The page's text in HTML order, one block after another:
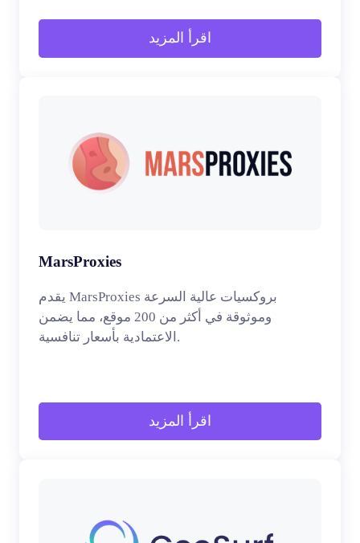
اقرأ المزيد
MarsProxies
يقدم MarsProxies بروكسيات عالية السرعة
وموثوقة في أكثر من 200 موقع، مما يضمن
الاعتمادية بأسعار تنافسية.
اقرأ المزيد